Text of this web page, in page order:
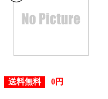
送料無料 0円